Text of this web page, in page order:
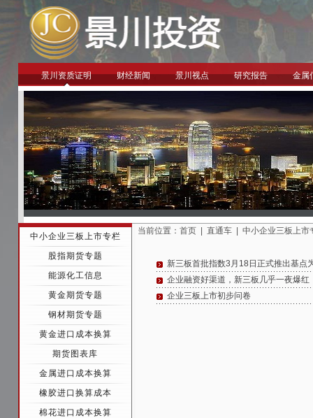
景川资质证明 财经新闻 景川视点 研究报告 金属
中小企业三板上市专栏
股指期货专题
能源化工信息
黄金期货专题
钢材期货专题
黄金进口成本换算
期货图表库
金属进口成本换算
橡胶进口换算成本
棉花进口成本换算
当前位置： 首页 直通车 中小企业三板上市
新三板首批指数3月18日正式推出基点
企业融资好渠道，新三板几乎一夜爆红
企业三板上市初步问卷